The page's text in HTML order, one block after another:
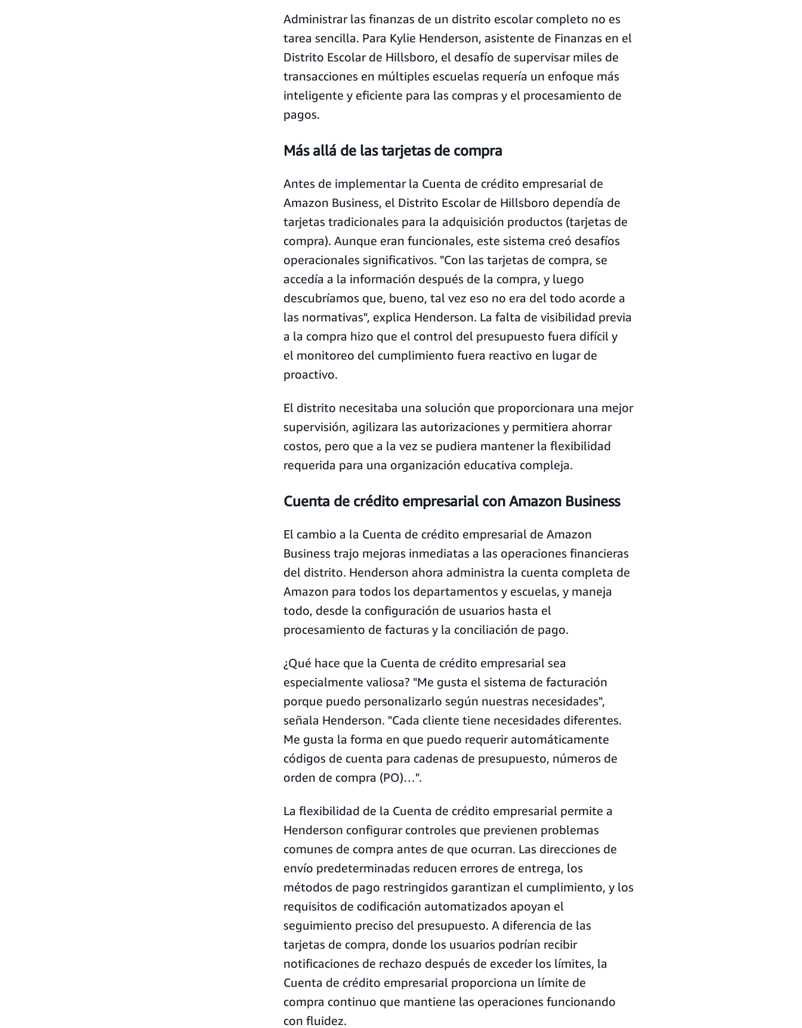
Administrar las finanzas de un distrito escolar completo no es
tarea sencilla. Para Kylie Henderson, asistente de Finanzas en el
Distrito Escolar de Hillsboro, el desafío de supervisar miles de
transacciones en múltiples escuelas requería un enfoque más
inteligente y eficiente para las compras y el procesamiento de
pagos.
Más allá de las tarjetas de compra
Antes de implementar la Cuenta de crédito empresarial de
Amazon Business, el Distrito Escolar de Hillsboro dependía de
tarjetas tradicionales para la adquisición productos (tarjetas de
compra). Aunque eran funcionales, este sistema creó desafíos
operacionales significativos. "Con las tarjetas de compra, se
accedía a la información después de la compra, y luego
descubríamos que, bueno, tal vez eso no era del todo acorde a
las normativas", explica Henderson. La falta de visibilidad previa
a la compra hizo que el control del presupuesto fuera difícil y
el monitoreo del cumplimiento fuera reactivo en lugar de
proactivo.
El distrito necesitaba una solución que proporcionara una mejor
supervisión, agilizara las autorizaciones y permitiera ahorrar
costos, pero que a la vez se pudiera mantener la flexibilidad
requerida para una organización educativa compleja.
Cuenta de crédito empresarial con Amazon Business
El cambio a la Cuenta de crédito empresarial de Amazon
Business trajo mejoras inmediatas a las operaciones financieras
del distrito. Henderson ahora administra la cuenta completa de
Amazon para todos los departamentos y escuelas, y maneja
todo, desde la configuración de usuarios hasta el
procesamiento de facturas y la conciliación de pago.
¿Qué hace que la Cuenta de crédito empresarial sea
especialmente valiosa? "Me gusta el sistema de facturación
porque puedo personalizarlo según nuestras necesidades",
señala Henderson. "Cada cliente tiene necesidades diferentes.
Me gusta la forma en que puedo requerir automáticamente
códigos de cuenta para cadenas de presupuesto, números de
orden de compra (PO)…".
La flexibilidad de la Cuenta de crédito empresarial permite a
Henderson configurar controles que previenen problemas
comunes de compra antes de que ocurran. Las direcciones de
envío predeterminadas reducen errores de entrega, los
métodos de pago restringidos garantizan el cumplimiento, y los
requisitos de codificación automatizados apoyan el
seguimiento preciso del presupuesto. A diferencia de las
tarjetas de compra, donde los usuarios podrían recibir
notificaciones de rechazo después de exceder los límites, la
Cuenta de crédito empresarial proporciona un límite de
compra continuo que mantiene las operaciones funcionando
con fluidez.